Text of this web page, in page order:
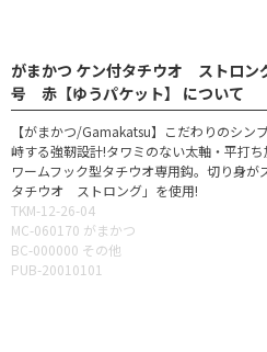
がまかつ ケン付タチウオ ストロ
号 赤【ゆうパケット】 について
【がまかつ/Gamakatsu】こだわりのシン
峙する強靭設計!タワミのない太軸・平打
ワームフック型タチウオ専用鈎。切り身
タチウオ ストロング」を使用!
TKM-12-26-04
MC-060170 がまかつ
BC-000000 その他
PUB-20010101